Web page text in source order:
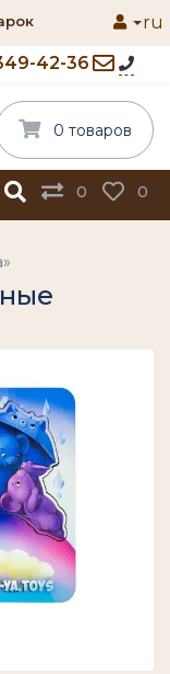
42-36
ru
0 0
0 товаров